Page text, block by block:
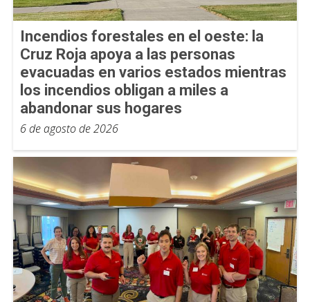
Incendios forestales en el oeste: la
Cruz Roja apoya a las personas
evacuadas en varios estados mientras
los incendios obligan a miles a
abandonar sus hogares
6 de agosto de 2026